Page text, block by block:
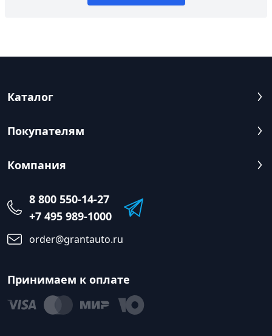
Каталог
Покупателям
Компания
8 800 550-14-27
+7 495 989-1000
order@grantauto.ru
Принимаем к оплате